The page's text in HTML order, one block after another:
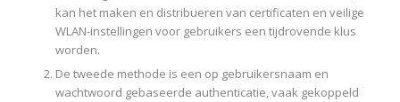
kan het maken en distribueren van certificaten en veilige
WLAN-instellingen voor gebruikers een tijdrovende klus
worden.
De tweede methode is een op gebruikersnaam en
wachtwoord gebaseerde authenticatie, vaak gekoppeld